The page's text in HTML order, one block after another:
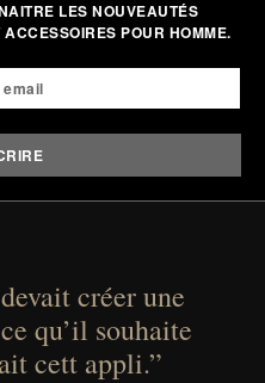
dive into a completely
easiest ways to keep
fresh.
LES NOUVEAUTÉS
POUR HOMME.
créer une
qu’il souhaite
cett appli.”